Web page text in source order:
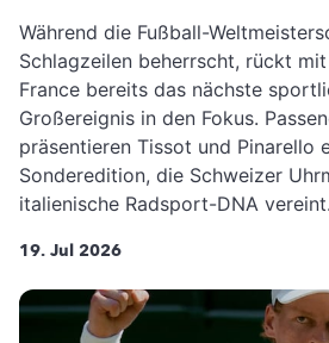
Während die Fußball-
Schlagzeilen beherrscht, rückt
France bereits das nächste
Großereignis in den Fokus.
präsentieren Tissot und Pinarello
Sonderedition, die Schweizer
italienische Radsport-DNA vereint.
19. Jul 2026